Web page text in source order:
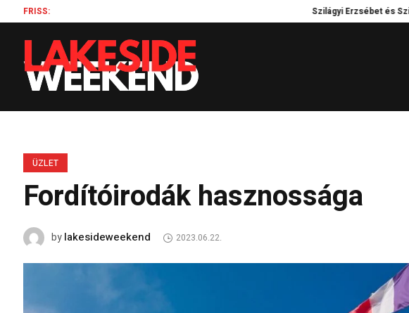
FRISS: Szilágyi Erzsébet és Szilágyi
ÜZLET
Fordítóirodák hasznossága
bylakesideweekend 2023.06.22.